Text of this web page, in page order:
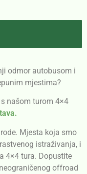
odmor autobusom i
mjestima?
našom turom 4×4
Mjesta koja smo
istraživanja, i
4×4 tura. Dopustite
offroad